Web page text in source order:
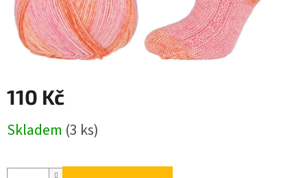
110 Kč
cena:
Skladem (3 ks)